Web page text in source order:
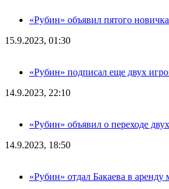
«Рубин» объявил пятого
15.9.2023, 01:30
«Рубин» подписал еще двух
14.9.2023, 22:10
«Рубин» объявил о переходе
14.9.2023, 18:50
«Рубин» отдал Бакаева в аренду